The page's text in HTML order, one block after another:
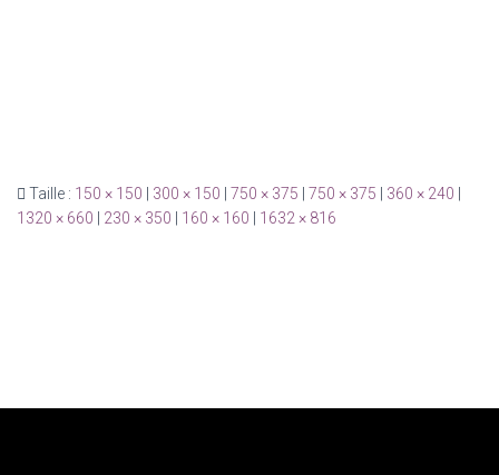
Taille : 150 × 150 300 × 150 750 × 375 750 × 375 360 × 240
1320 × 660
230 × 350 160 × 160 1632 × 816